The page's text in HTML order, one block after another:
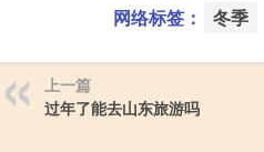
网络标签： 冬季
上一篇
过年了能去山东旅游吗